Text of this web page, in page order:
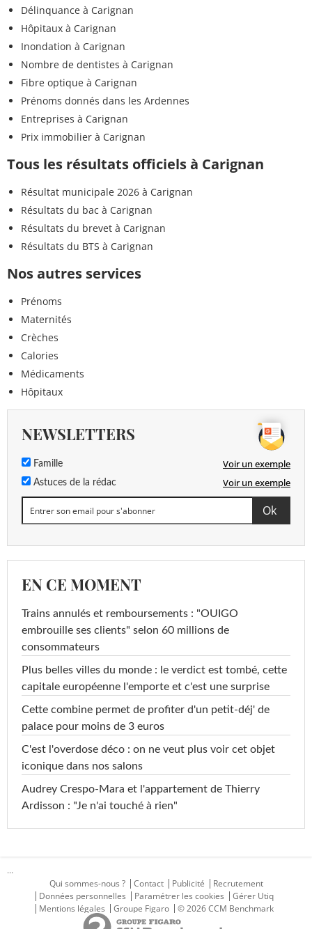
Délinquance à Carignan
Hôpitaux à Carignan
Inondation à Carignan
Nombre de dentistes à Carignan
Fibre optique à Carignan
Prénoms donnés dans les Ardennes
Entreprises à Carignan
Prix immobilier à Carignan
Tous les résultats officiels à Carignan
Résultat municipale 2026 à Carignan
Résultats du bac à Carignan
Résultats du brevet à Carignan
Résultats du BTS à Carignan
Nos autres services
Prénoms
Maternités
Crèches
Calories
Médicaments
Hôpitaux
NEWSLETTERS
Famille Voir un exemple
Astuces de la rédac Voir un exemple
EN CE MOMENT
Trains annulés et remboursements : "OUIGO
embrouille ses clients" selon 60 millions de
consommateurs
Plus belles villes du monde : le verdict est tombé, cette
capitale européenne l'emporte et c'est une surprise
Cette combine permet de profiter d'un petit-déj' de
palace pour moins de 3 euros
C'est l'overdose déco : on ne veut plus voir cet objet
iconique dans nos salons
Audrey Crespo-Mara et l'appartement de Thierry
Ardisson : "Je n'ai touché à rien"
...
Qui sommes-nous ?
Contact Publicité
Recrutement
Données personnelles
Paramétrer les cookies
Gérer Utiq
Mentions légales
Groupe Figaro © 2026 CCM Benchmark